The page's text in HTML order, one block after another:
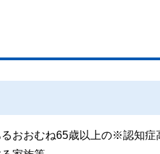
おおむね65歳以上の※認知